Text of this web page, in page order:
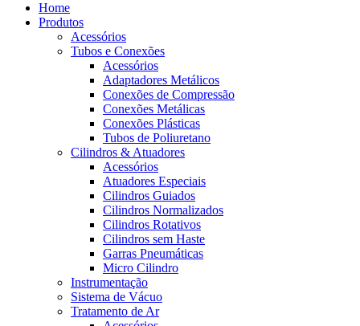
Home
Produtos
Acessórios
Tubos e Conexões
Acessórios
Adaptadores Metálicos
Conexões de Compressão
Conexões Metálicas
Conexões Plásticas
Tubos de Poliuretano
Cilindros & Atuadores
Acessórios
Atuadores Especiais
Cilindros Guiados
Cilindros Normalizados
Cilindros Rotativos
Cilindros sem Haste
Garras Pneumáticas
Micro Cilindro
Instrumentação
Sistema de Vácuo
Tratamento de Ar